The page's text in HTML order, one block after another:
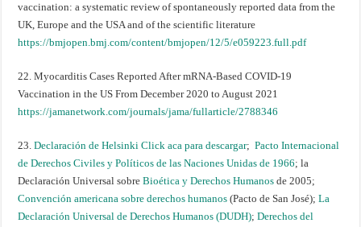
vaccination: a systematic review of spontaneously reported data from the
UK, Europe and the USA and of the scientific literature
https://bmjopen.bmj.com/content/bmjopen/12/5/e059223.full.pdf
22. Myocarditis Cases Reported After mRNA-Based COVID-19
Vaccination in the US From December 2020 to August 2021
https://jamanetwork.com/journals/jama/fullarticle/2788346
23.Declaración de Helsinki Click aca para descargar; Pacto Internacional
de Derechos Civiles y Políticos de las Naciones Unidas de 1966; la
Declaración Universal sobreBioética y Derechos Humanos de 2005;
Convención americana sobre derechos humanos (Pacto de San José);La
Declaración Universal de Derechos Humanos (DUDH);Derechos del